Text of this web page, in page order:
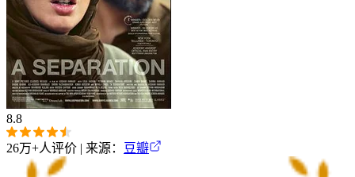
8.8
26万+人评价 | 来源： 豆瓣